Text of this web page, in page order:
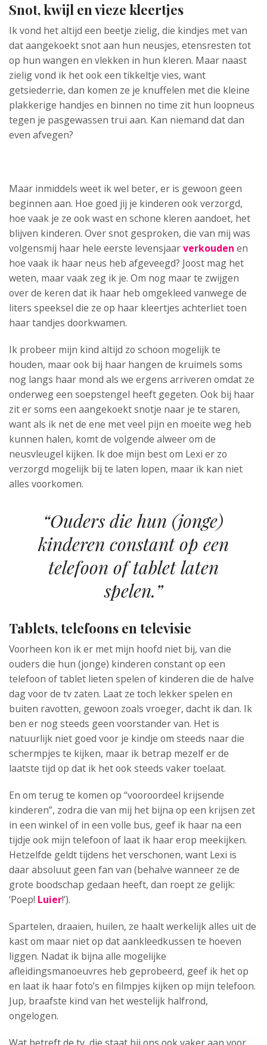
Snot, kwijl en vieze kleertjes
Ik vond het altijd een beetje zielig, die kindjes met van
dat aangekoekt snot aan hun neusjes, etensresten tot
op hun wangen en vlekken in hun kleren. Maar naast
zielig vond ik het ook een tikkeltje vies, want
getsiederrie, dan komen ze je knuffelen met die kleine
plakkerige handjes en binnen no time zit hun loopneus
tegen je pasgewassen trui aan. Kan niemand dat dan
even afvegen?
Maar inmiddels weet ik wel beter, er is gewoon geen
beginnen aan. Hoe goed jij je kinderen ook verzorgd,
hoe vaak je ze ook wast en schone kleren aandoet, het
blijven kinderen. Over snot gesproken, die van mij was
volgensmij haar hele eerste levensjaarverkouden en
hoe vaak ik haar neus heb afgeveegd? Joost mag het
weten, maar vaak zeg ik je. Om nog maar te zwijgen
over de keren dat ik haar heb omgekleed vanwege de
liters speeksel die ze op haar kleertjes achterliet toen
haar tandjes doorkwamen.
Ik probeer mijn kind altijd zo schoon mogelijk te
houden, maar ook bij haar hangen de kruimels soms
nog langs haar mond als we ergens arriveren omdat ze
onderweg een soepstengel heeft gegeten. Ook bij haar
zit er soms een aangekoekt snotje naar je te staren,
want als ik net de ene met veel pijn en moeite weg heb
kunnen halen, komt de volgende alweer om de
neusvleugel kijken. Ik doe mijn best om Lexi er zo
verzorgd mogelijk bij te laten lopen, maar ik kan niet
alles voorkomen.
“Ouders die hun (jonge)
kinderen constant op een
telefoon of tablet laten
spelen.”
Tablets, telefoons en televisie
Voorheen kon ik er met mijn hoofd niet bij, van die
ouders die hun (jonge) kinderen constant op een
telefoon of tablet lieten spelen of kinderen die de halve
dag voor de tv zaten. Laat ze toch lekker spelen en
buiten ravotten, gewoon zoals vroeger, dacht ik dan. Ik
ben er nog steeds geen voorstander van. Het is
natuurlijk niet goed voor je kindje om steeds naar die
schermpjes te kijken, maar ik betrap mezelf er de
laatste tijd op dat ik het ook steeds vaker toelaat.
En om terug te komen op “vooroordeel krijsende
kinderen”, zodra die van mij het bijna op een krijsen zet
in een winkel of in een volle bus, geef ik haar na een
tijdje ook mijn telefoon of laat ik haar erop meekijken.
Hetzelfde geldt tijdens het verschonen, want Lexi is
daar absoluut geen fan van (behalve wanneer ze de
grote boodschap gedaan heeft, dan roept ze gelijk:
‘Poep! Luier!’).
Spartelen, draaien, huilen, ze haalt werkelijk alles uit de
kast om maar niet op dat aankleedkussen te hoeven
liggen. Nadat ik bijna alle mogelijke
afleidingsmanoeuvres heb geprobeerd, geef ik het op
en laat ik haar foto’s en filmpjes kijken op mijn telefoon.
Jup, braafste kind van het westelijk halfrond,
ongelogen.